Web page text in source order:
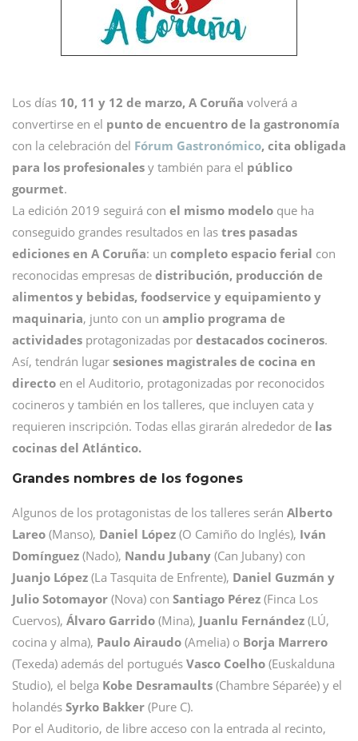
Los días 10, 11 y 12 de marzo, A Coruña volverá a
convertirse en el punto de encuentro de la gastronomía
con la celebración del Fórum Gastronómico, cita obligada
para los profesionales y también para el público
gourmet.
La edición 2019 seguirá con el mismo modelo que ha
conseguido grandes resultados en las tres pasadas
ediciones en A Coruña: un completo espacio ferial con
reconocidas empresas de distribución, producción de
alimentos y bebidas, foodservice y equipamiento y
maquinaria, junto con un amplio programa de
actividades protagonizadas por destacados cocineros.
Así, tendrán lugar sesiones magistrales de cocina en
directo en el Auditorio, protagonizadas por reconocidos
cocineros y también en los talleres, que incluyen cata y
requieren inscripción. Todas ellas girarán alrededor de las
cocinas del Atlántico.
Grandes nombres de los fogones
Algunos de los protagonistas de los talleres serán Alberto
Lareo (Manso), Daniel López (O Camiño do Inglés), Iván
Domínguez (Nado), Nandu Jubany (Can Jubany) con
Juanjo López (La Tasquita de Enfrente), Daniel Guzmán y
Julio Sotomayor (Nova) con Santiago Pérez (Finca Los
Cuervos), Álvaro Garrido (Mina), Juanlu Fernández (LÚ,
cocina y alma), Paulo Airaudo (Amelia) o Borja Marrero
(Texeda) además del portugués Vasco Coelho (Euskalduna
Studio), el belga Kobe Desramaults (Chambre Séparée) y el
holandés Syrko Bakker (Pure C).
Por el Auditorio, de libre acceso con la entrada al recinto,